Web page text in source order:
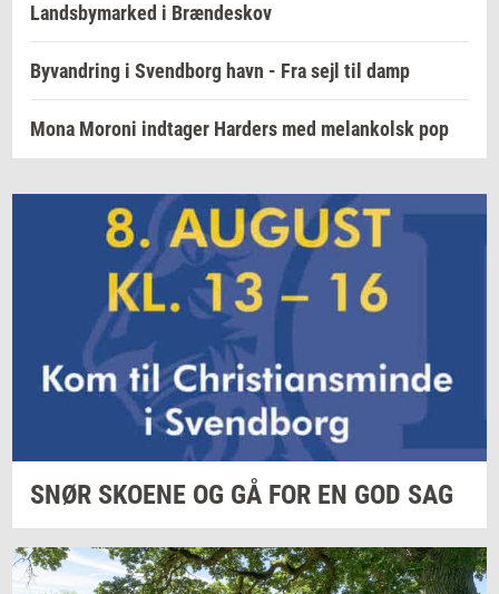
Landsbymarked i Brændeskov
Byvandring i Svendborg havn - Fra sejl til damp
Mona Moroni indtager Harders med melankolsk pop
SNØR SKO­E­NE OG GÅ FOR EN GOD SAG